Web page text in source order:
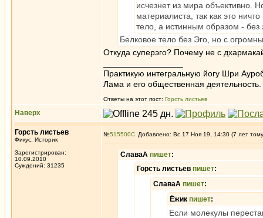
исчезнет из мира объективно.
материалиста, так как это
тело, а истинным образом -
Белковое тело без Эго, но с
Откуда суперэго? Почему не с
Практикую интегральную йогу Шри
Лама и его общественная деятельность.
Ответы на этот пост: Горсть листьев
Наверх
Горсть листьев
Фикус, Историк
Зарегистрирован:
10.09.2010
Суждений: 31235
№515500 Добавлено: Вс 17 Ноя 19, 14:30 (7 лет
СлаваА пишет:
Горсть листьев пишет:
СлаваА пишет:
Ёжик пишет:
Если молекулы